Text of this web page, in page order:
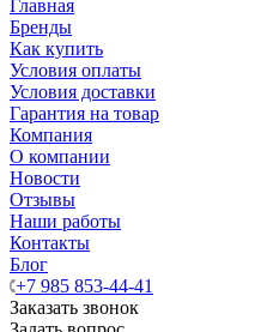
Главная
Бренды
Как купить
Условия оплаты
Условия доставки
Гарантия на товар
Компания
О компании
Новости
Отзывы
Наши работы
Контакты
Блог
+7 985 853-44-41
Заказать звонок